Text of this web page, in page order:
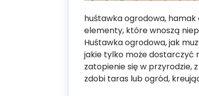
huśtawka ogrodowa,
elementy, które wnoszą
Huśtawka ogrodowa, jak
jakie tylko może dostarczyć
zatopienie się w przyrodzie,
zdobi taras lub ogród,